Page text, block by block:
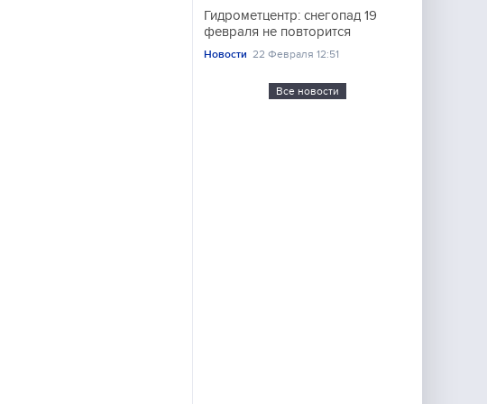
Гидрометцентр: снегопад 19
февраля не повторится
Новости 22 Февраля 12:51
Все новости